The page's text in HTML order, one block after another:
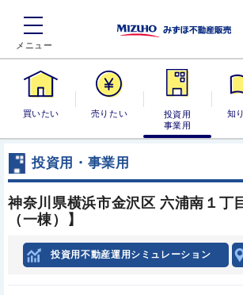
買いたい 売りたい
投資用・事業
用
知
投資用・事業用
神奈川県横浜市金沢区 六浦南１丁
（一棟）】
投資用不動産運用シミュレーション